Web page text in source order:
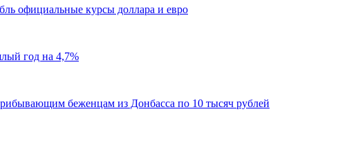
официальные курсы доллара и евро
год на 4,7%
беженцам из Донбасса по 10 тысяч рублей